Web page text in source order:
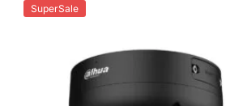
SuperSale